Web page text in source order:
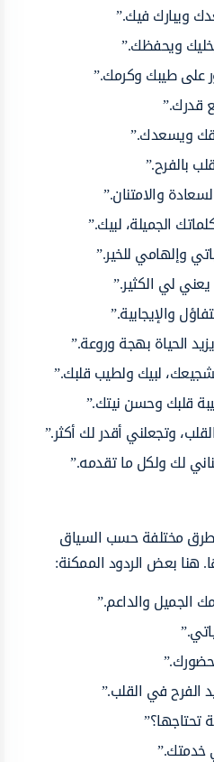
ويبارك فيك.”
ويحفظك.”
على طيبك وكرمك.”
قدرك.”
ويسعدك.”
بالفرح.”
والامتنان.”
الجميلة، لبيك.”
وإلهامي للخير.”
لي الكثير.”
والإيجابية.”
الحياة بهجة وروعة.”
لبيك ولطيب قلبك.”
قلبك وحسن نيتك.”
وتجعلني أقدر لك أكثر.”
لك ولكل ما تقدمه.”
مختلفة حسب السياق
هنا بعض الردود الممكنة:
الجميل والداعم.”
الفرح في القلب.”
تحتاجها؟”
خدمتك.”